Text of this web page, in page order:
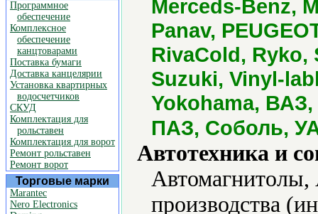
Программное
обеспечение
Комплексное
обеспечение
канцтоварами
Поставка бумаги
Доставка канцелярии
Установка квартирных
водосчетчиков
СКУД
Комплектация для
рольставен
Комплектация для ворот
Ремонт рольставен
Ремонт ворот
Торговые марки
Marantec
Nero Electronics
Merceds-Benz,
Panav,
RivaCold, Ryko,
Suzuki, Vinyl-
Yokohama,
ПАЗ, Соболь,
Автотехника и
Автомагнитолы,
производства